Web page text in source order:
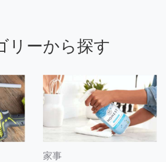
リーから探す
家事